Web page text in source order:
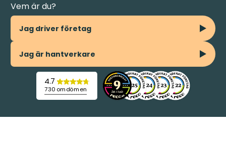
Vem är du?
Jag driver företag
Jag är hantverkare
4.7
730 omdömen